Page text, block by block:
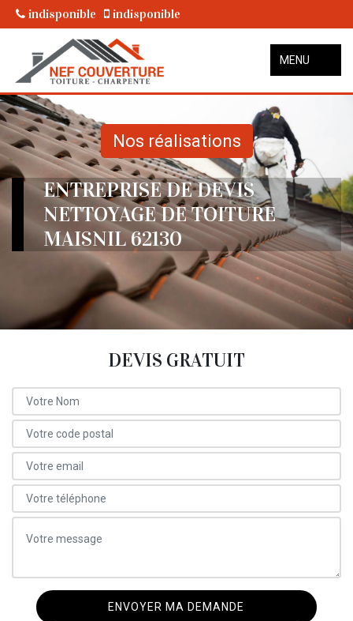
indisponible indisponible
MENU
Nos réalisations
ENTREPRISE DE DEVIS
NETTOYAGE DE TOITURE
MAISNIL 62130
DEVIS GRATUIT